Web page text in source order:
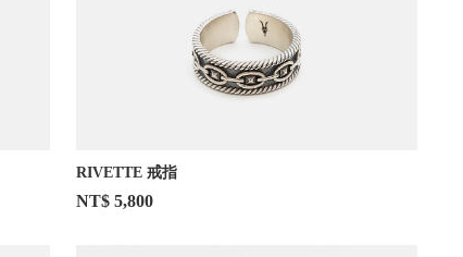
RIVETTE 戒指
NT$ 5,800